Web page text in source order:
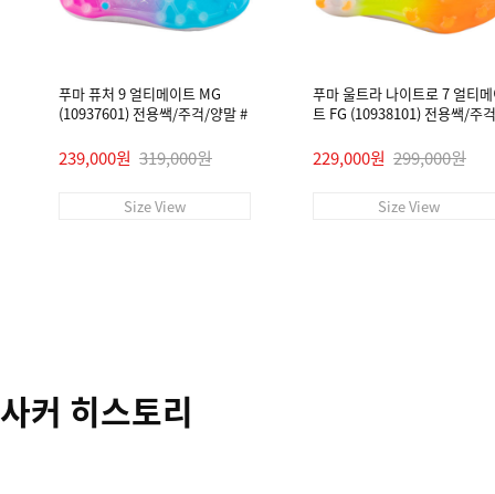
푸마 퓨처 9 얼티메이트 MG
(10937601) 전용쌕/주걱/양말 #
239,000원 319,000원
Size View
푸마 울트라 나이트로 7 얼티
트 FG (10938101) 전용쌕/주
229,000원 299,000원
Size View
사커 히스토리